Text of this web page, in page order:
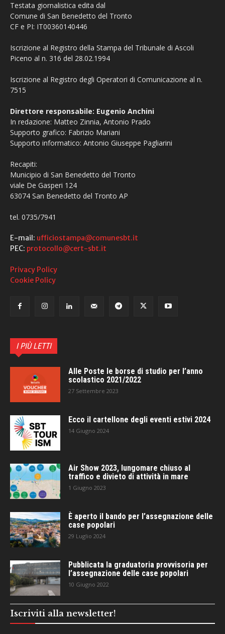
Testata giornalistica edita dal
Comune di San Benedetto del Tronto
CF e PI: IT00360140446
Iscrizione al Registro della Stampa del Tribunale di Ascoli
Piceno al n. 316 del 28.02.1994
Iscrizione al Registro degli Operatori di Comunicazione al n.
7515
Direttore responsabile: Eugenio Anchini
In redazione: Matteo Zinnia, Antonio Prado
Supporto grafico: Fabrizio Mariani
Supporto informatico: Antonio Giuseppe Pagliarini
Recapiti:
Municipio di San Benedetto del Tronto
viale De Gasperi 124
63074 San Benedetto del Tronto AP
tel. 0735/7941
E-mail: ufficiostampa@comunesbt.it
PEC: protocollo@cert-sbt.it
Privacy Policy
Cookie Policy
I PIÙ LETTI
Alle Poste le borse di studio per l’anno
scolastico 2021/2022
27 Settembre 2023
Ecco il cartellone degli eventi estivi 2024
14 Giugno 2024
Air Show 2023, lungomare chiuso al
traffico e divieto di attività in mare
1 Giugno 2023
È aperto il bando per l’assegnazione delle
case popolari
29 Luglio 2024
Pubblicata la graduatoria provvisoria per
l’assegnazione delle case popolari
10 Giugno 2022
Iscriviti alla newsletter!